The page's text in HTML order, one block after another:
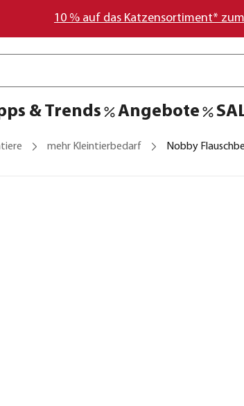
10 % auf das Katzensortiment*
& Trends Angebote
mehr Kleintierbedarf Nobby